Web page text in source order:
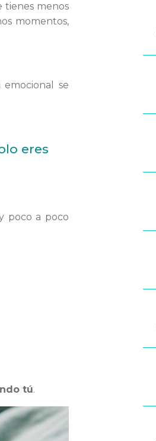
tienes menos
momentos,
se
eres
poco a poco
tú.